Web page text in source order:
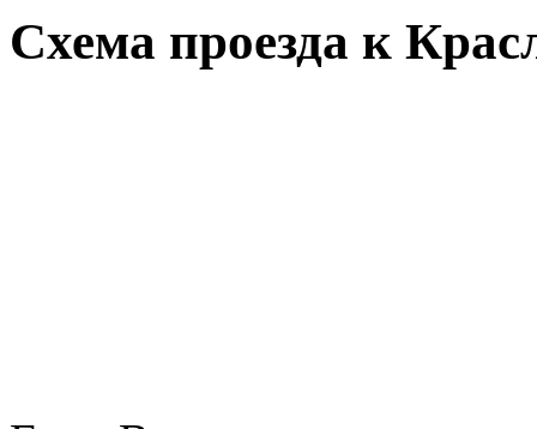
Схема проезда к